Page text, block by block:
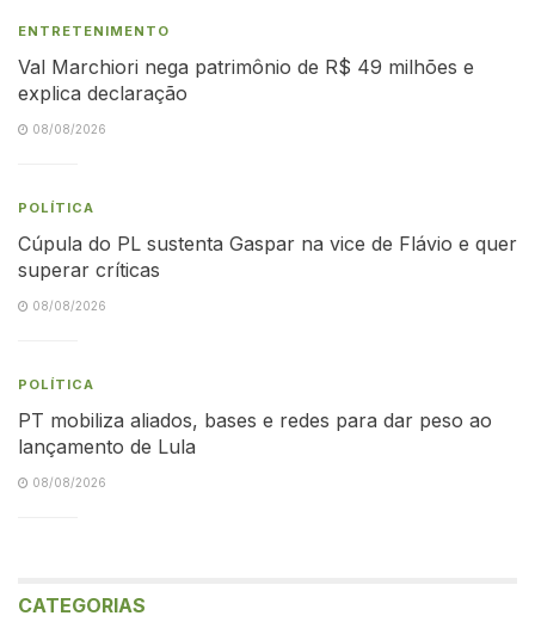
ENTRETENIMENTO
Val Marchiori nega patrimônio de R$ 49 milhões e
explica declaração
08/08/2026
POLÍTICA
Cúpula do PL sustenta Gaspar na vice de Flávio e quer
superar críticas
08/08/2026
POLÍTICA
PT mobiliza aliados, bases e redes para dar peso ao
lançamento de Lula
08/08/2026
CATEGORIAS